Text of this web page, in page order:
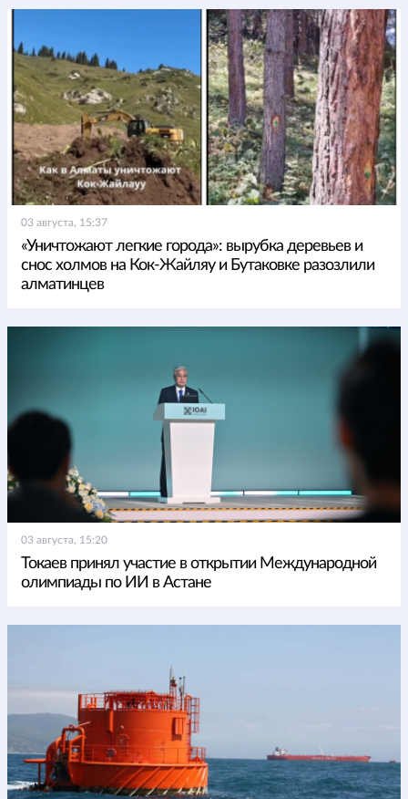
03 августа, 15:37
«Уничтожают легкие города»: вырубка деревьев и
снос холмов на Кок-Жайляу и Бутаковке разозлили
алматинцев
03 августа, 15:20
Токаев принял участие в открытии Международной
олимпиады по ИИ в Астане